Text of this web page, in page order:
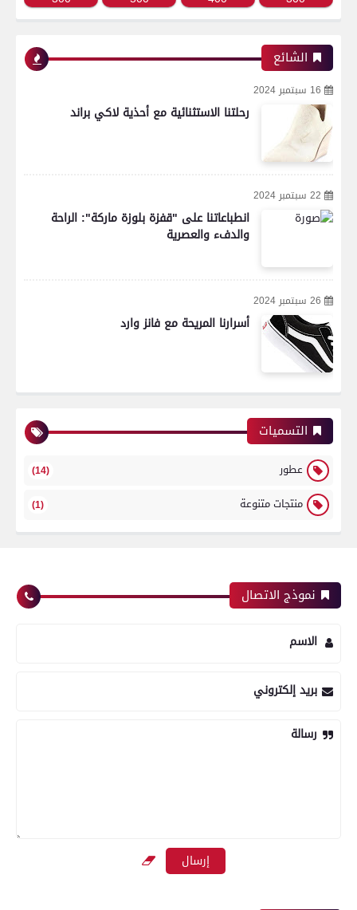
الشائع
16 سبتمبر 2024
رحلتنا الاستثنائية مع أحذية لاكي براند
22 سبتمبر 2024
انطباعاتنا على "قفزة بلوزة ماركة": الراحة
والدفء والعصرية
26 سبتمبر 2024
أسرارنا المريحة مع فانز وارد
التسميات
عطور (14)
منتجات متنوعة (1)
نموذج الاتصال
الاسم
بريد إلكتروني
رسالة